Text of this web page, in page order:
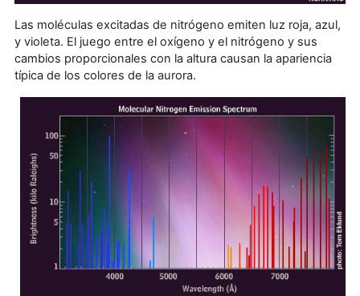
Las moléculas excitadas de nitrógeno emiten luz roja, azul,
y violeta. El juego entre el oxígeno y el nitrógeno y sus
cambios proporcionales con la altura causan la apariencia
típica de los colores de la aurora.